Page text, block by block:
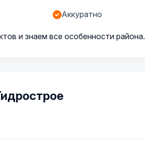
Аккуратно
и знаем все особенности района.